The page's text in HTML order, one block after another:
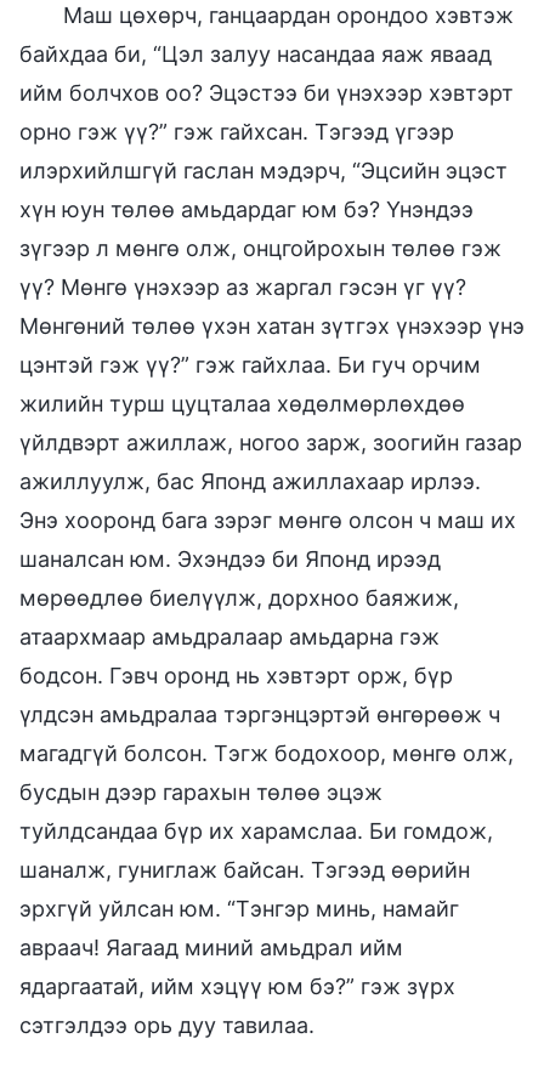
Маш цөхөрч, ганцаардан орондоо хэвтэж
байхдаа би, “Цэл залуу насандаа яаж яваад
ийм болчхов оо? Эцэстээ би үнэхээр хэвтэрт
орно гэж үү?” гэж гайхсан. Тэгээд үгээр
илэрхийлшгүй гаслан мэдэрч, “Эцсийн эцэст
хүн юун төлөө амьдардаг юм бэ? Үнэндээ
зүгээр л мөнгө олж, онцгойрохын төлөө гэж
үү? Мөнгө үнэхээр аз жаргал гэсэн үг үү?
Мөнгөний төлөө үхэн хатан зүтгэх үнэхээр үнэ
цэнтэй гэж үү?” гэж гайхлаа. Би гуч орчим
жилийн турш цуцталаа хөдөлмөрлөхдөө
үйлдвэрт ажиллаж, ногоо зарж, зоогийн газар
ажиллуулж, бас Японд ажиллахаар ирлээ.
Энэ хооронд бага зэрэг мөнгө олсон ч маш их
шаналсан юм. Эхэндээ би Японд ирээд
мөрөөдлөө биелүүлж, дорхноо баяжиж,
атаархмаар амьдралаар амьдарна гэж
бодсон. Гэвч оронд нь хэвтэрт орж, бүр
үлдсэн амьдралаа тэргэнцэртэй өнгөрөөж ч
магадгүй болсон. Тэгж бодохоор, мөнгө олж,
бусдын дээр гарахын төлөө эцэж
туйлдсандаа бүр их харамслаа. Би гомдож,
шаналж, гуниглаж байсан. Тэгээд өөрийн
эрхгүй уйлсан юм. “Тэнгэр минь, намайг
авраач! Яагаад миний амьдрал ийм
ядаргаатай, ийм хэцүү юм бэ?” гэж зүрх
сэтгэлдээ орь дуу тавилаа.